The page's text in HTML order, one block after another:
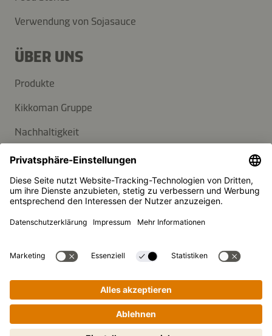
Schritt-für-Schritt-Kochen leicht
Verwendung von Sojasauce
ÜBER UNS
Produkte
Kikkoman Gruppe
Nachhaltigkeit
KUNDENSERVICE
FAQ
Kontakt
Kikkoman ist ein eingetragenes Warenzeichen der Kikkoman
Corporation, Japan.